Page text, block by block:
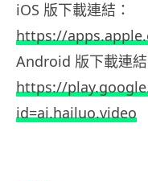
iOS 版下載連結：
https://
Android 版下載連結
https://
id=ai.hailuo.video